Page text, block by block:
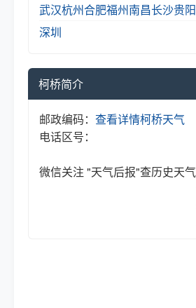
武汉杭州合肥福州南昌长沙贵阳
深圳
柯桥简介
邮政编码：
电话区号：
查看详情柯桥天气
微信关注 "天气后报"查历史天气